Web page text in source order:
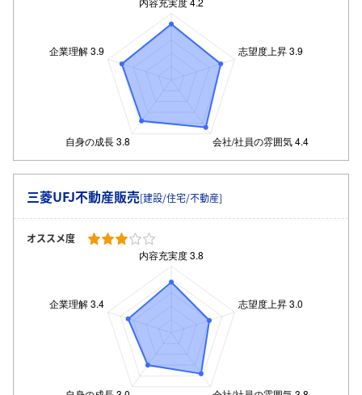
三菱UFJ不動産販売[建設/住宅/不動産]
オススメ度